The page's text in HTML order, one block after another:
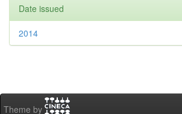
Date issued
2014
Theme by